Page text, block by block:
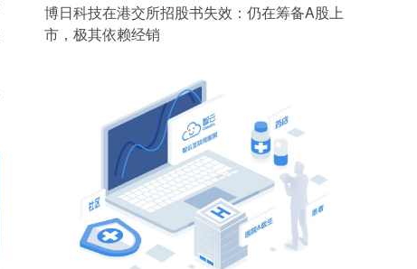
博日科技在港交所招股书失效：仍在筹备A股上
市，极其依赖经销